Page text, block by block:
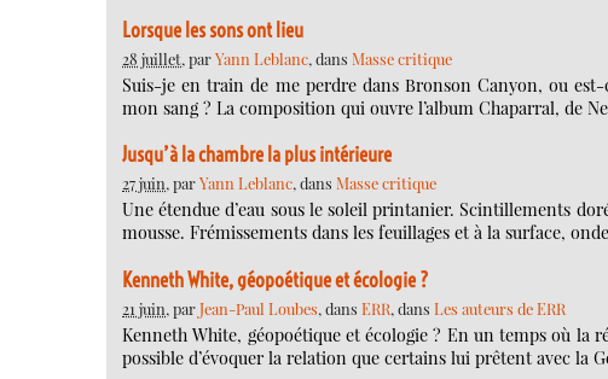
Lorsque les sons ont lieu
28 juillet, parYann Leblanc, dans Masse critique
Suis-je en train de me perdre dans Bronson Canyon, ou
mon sang ? La composition qui ouvre l’album Chaparral, de
Jusqu’à la chambre la plus intérieure
27 juin, parYann Leblanc, dans Masse critique
Une étendue d’eau sous le soleil printanier. Scintillements
mousse. Frémissements dans les feuillages et à la surface,
Kenneth White, géopoétique et écologie ?
21 juin, parJean-Paul Loubes, dans ERR, dans Les auteurs de ERR
Kenneth White, géopoétique et écologie ? En un temps où la
possible d’évoquer la relation que certains lui prêtent avec la